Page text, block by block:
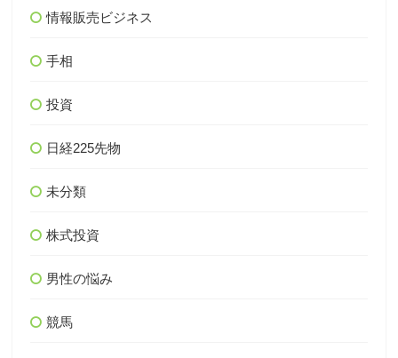
情報販売ビジネス
手相
投資
日経225先物
未分類
株式投資
男性の悩み
競馬